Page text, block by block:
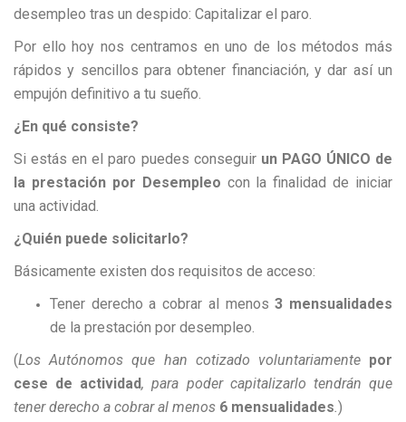
desempleo tras un despido: Capitalizar el paro.
Por ello hoy nos centramos en uno de los métodos más
rápidos y sencillos para obtener financiación, y dar así un
empujón definitivo a tu sueño.
¿En qué consiste?
Si estás en el paro puedes conseguir un PAGO ÚNICO de
la prestación por Desempleo con la finalidad de iniciar
una actividad.
¿Quién puede solicitarlo?
Básicamente existen dos requisitos de acceso:
Tener derecho a cobrar al menos3 mensualidades
de la prestación por desempleo.
(Los Autónomos que han cotizado voluntariamente por
cese de actividad, para poder capitalizarlo tendrán que
tener derecho a cobrar al menos 6 mensualidades.)